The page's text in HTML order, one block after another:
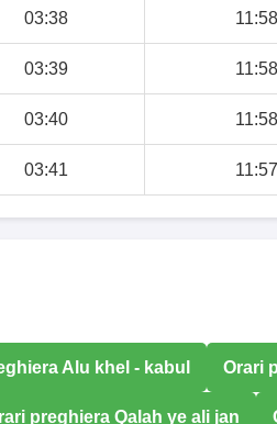
03:38 11:58
03:39 11:58
03:40 11:58
03:41 11:57
Alu khel - kabul Orari
preghiera Qalah ye ali jan